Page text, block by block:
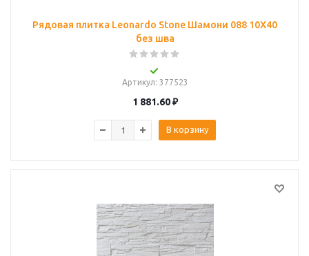
Рядовая плитка Leonardo Stone Шамони 088 10Х40
без шва
Артикул: 377523
1 881.60₽
В корзину